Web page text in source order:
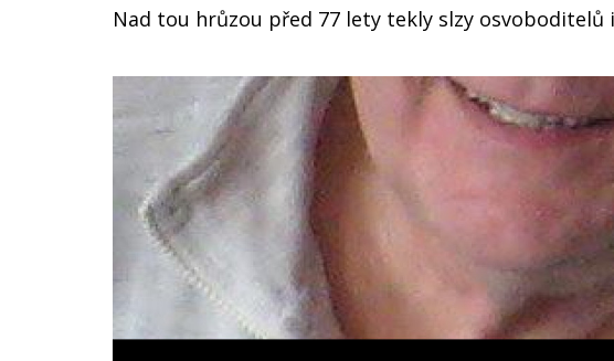
Nad tou hrůzou před 77 lety tekly slzy osvoboditelů